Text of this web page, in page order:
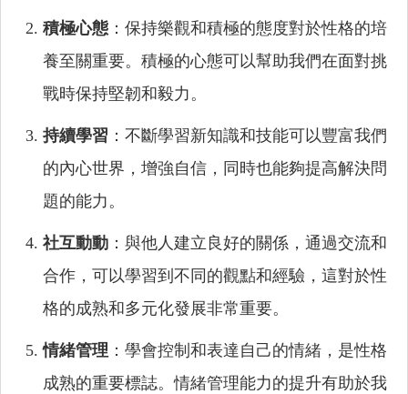
積極心態 ：保持樂觀和積極的態度對於性格的培
養至關重要。積極的心態可以幫助我們在面對挑
戰時保持堅韌和毅力。
持續學習 ：不斷學習新知識和技能可以豐富我們
的內心世界，增強自信，同時也能夠提高解決問
題的能力。
社互動動 ：與他人建立良好的關係，通過交流和
合作，可以學習到不同的觀點和經驗，這對於性
格的成熟和多元化發展非常重要。
情緒管理 ：學會控制和表達自己的情緒，是性格
成熟的重要標誌。情緒管理能力的提升有助於我